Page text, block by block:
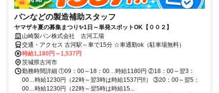
パンなどの製造補助スタッフ
ヤマザキ夏の募集まつり✨1日～単発スポットOK【００２】
山崎製パン株式会社 古河工場
交通・アクセス 古河駅～車で15分 ☆車通勤ok（駐車場無料）
時給1,180円～1,537円
茨城県古河市
勤務時間詳細 ①09：00～18：00…時給1180円 ②18：00～翌3：
00…時給1230円（22時～翌3時は時給1537円‼） ③20：00～翌5：
00…時給1230円（22時～翌5時は時給15...